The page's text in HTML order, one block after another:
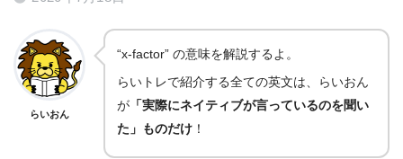
らいおん
“x-factor” の意味を解説するよ。
らいトレで紹介する全ての英文は、らいおん
が 「実際にネイティブが言っているのを聞い
た」ものだけ ！